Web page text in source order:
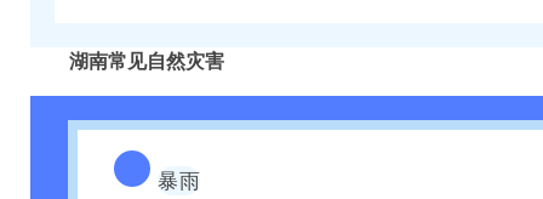
湖南常见自然灾害
暴雨